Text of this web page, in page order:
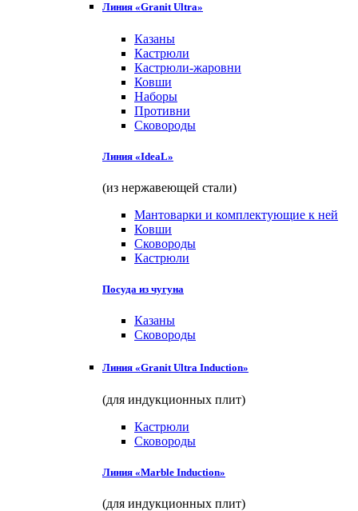
Линия «Granit Ultra»
Казаны
Кастрюли
Кастрюли-жаровни
Ковши
Наборы
Противни
Сковороды
Линия «IdeaL»
(из нержавеющей стали)
Мантоварки и комплектующие к ней
Ковши
Сковороды
Кастрюли
Посуда из чугуна
Казаны
Сковороды
Линия «Granit Ultra Induction»
(для индукционных плит)
Кастрюли
Сковороды
Линия «Marble Induction»
(для индукционных плит)